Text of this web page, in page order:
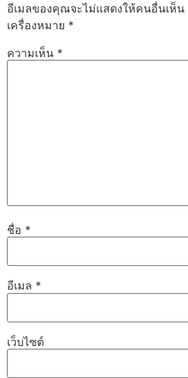
อีเมลของคุณจะไม่แสดงให้คนอื่นเห็น
เครื่องหมาย *
ความเห็น *
ชื่อ *
อีเมล *
เว็บไซต์